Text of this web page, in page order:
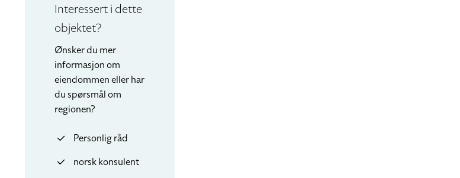
Interessert i dette
objektet?
Ønsker du mer
informasjon om
eiendommen eller har
du spørsmål om
regionen?
Personlig råd
norsk konsulent